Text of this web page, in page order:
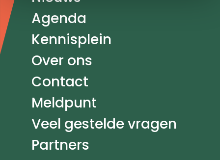
Agenda
Kennisplein
Over ons
Contact
Meldpunt
Veel gestelde vragen
Partners